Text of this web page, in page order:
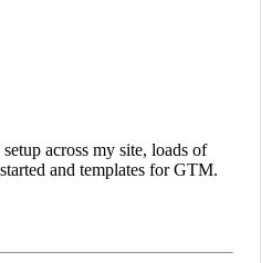
across my site, loads of
and templates for GTM.